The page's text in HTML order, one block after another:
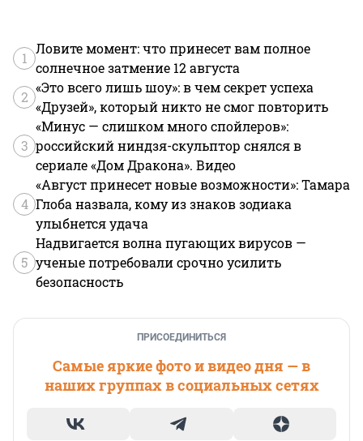
1
Ловите момент: что принесет вам полное
солнечное затмение 12 августа
2
«Это всего лишь шоу»: в чем секрет успеха
«Друзей», который никто не смог повторить
3
«Минус — слишком много спойлеров»:
российский ниндзя-скульптор снялся в
сериале «Дом Дракона». Видео
4
«Август принесет новые возможности»: Тамара
Глоба назвала, кому из знаков зодиака
улыбнется удача
5
Надвигается волна пугающих вирусов —
ученые потребовали срочно усилить
безопасность
ПРИСОЕДИНИТЬСЯ
Самые яркие фото и видео дня — в
наших группах в социальных сетях